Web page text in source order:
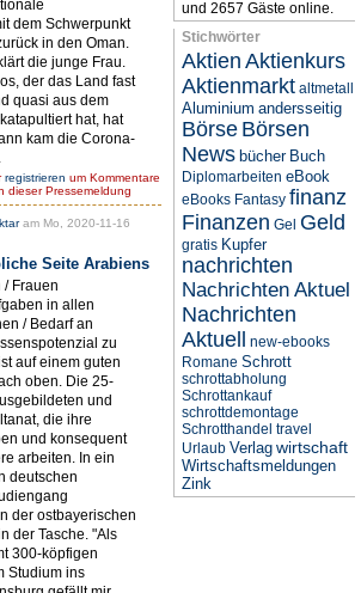
dem Schwerpunkt
in den Oman.
die junge Frau.
der das Land fast
quasi aus dem
hat, hat
kam die Corona-
registrieren um Kommentare
dieser Pressemeldung
am Mo, 2020-11-16
Seite Arabiens
/ Frauen
in allen
/ Bedarf an
zu
auf einem guten
oben. Die 25-
und
die ihre
und konsequent
arbeiten. In ein
deutschen
der ostbayerischen
der Tasche. "Als
300-köpfigen
Studium ins
und 2657 Gäste online.
Stichwörter
Aktien Aktienkurs
Aktienmarkt altmetall
Aluminium andersseitig
Börse Börsen
News bücher Buch
Diplomarbeiten eBook
eBooks Fantasy finanz
Finanzen Gel Geld
gratis Kupfer
nachrichten
Nachrichten Aktuel
Nachrichten
Aktuell
new-ebooks
Romane Schrott
schrottabholung
Schrottankauf
schrottdemontage
Schrotthandel travel
Urlaub Verlag wirtschaft
Wirtschaftsmeldungen
Zink